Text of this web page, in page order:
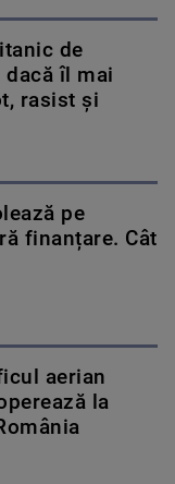
de
dacă îl mai
rasist și
pe
finanțare. Cât
aerian
la